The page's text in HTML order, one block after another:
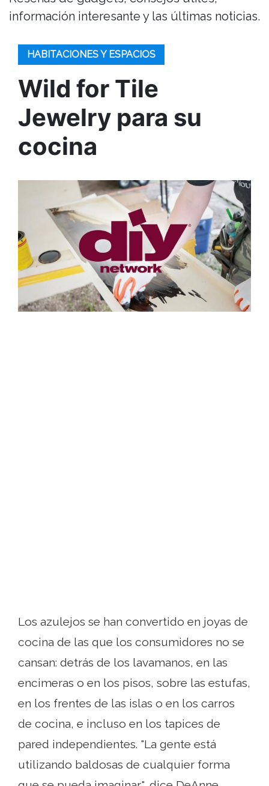
información interesante y las últimas noticias.
HABITACIONES Y ESPACIOS
Wild for Tile
Jewelry para su
cocina
Los azulejos se han convertido en joyas de
cocina de las que los consumidores no se
cansan: detrás de los lavamanos, en las
encimeras o en los pisos, sobre las estufas,
en los frentes de las islas o en los carros
de cocina, e incluso en los tapices de
pared independientes. "La gente está
utilizando baldosas de cualquier forma